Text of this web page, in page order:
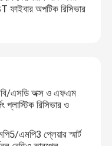
ফাইবার অপটিক রিসিভার
এসডি অক্স ও এফএম
রিসিভার ও
এমপি3 প্লেয়ার স্মার্ট